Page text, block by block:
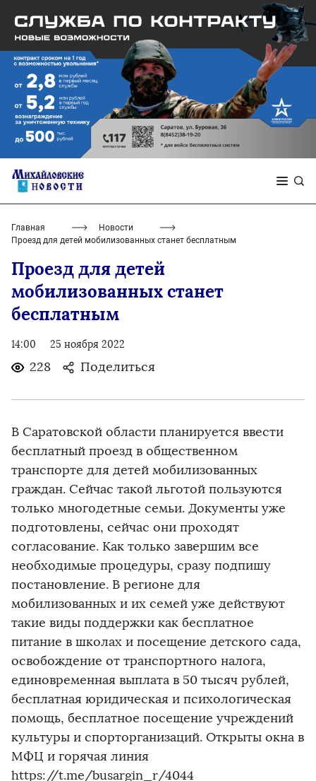
Главная
Новости
Проезд для детей мобилизованных станет бесплатным
Проезд для детей
мобилизованных станет
бесплатным
14:00 25 ноября 2022
228 Поделиться
В Саратовской области планируется ввести
бесплатный проезд в общественном
транспорте для детей мобилизованных
граждан. Сейчас такой льготой пользуются
только многодетные семьи. Документы уже
подготовлены, сейчас они проходят
согласование. Как только завершим все
необходимые процедуры, сразу подпишу
постановление. В регионе для
мобилизованных и их семей уже действуют
такие виды поддержки как бесплатное
питание в школах и посещение детского сада,
освобождение от транспортного налога,
единовременная выплата в 50 тысяч рублей,
бесплатная юридическая и психологическая
помощь, бесплатное посещение учреждений
культуры и спорторганизаций. Открыты окна в
МФЦ и горячая линия
https://t.me/busargin_r/4044